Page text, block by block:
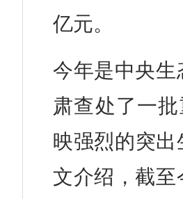
亿元。
今年是中央生
肃查处了一
映强烈的突
文介绍，截至